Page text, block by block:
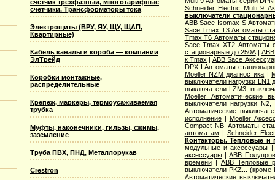
счетчик трехфазный, многотарифные
счетчики. Трансформаторы тока
Электрощиты (ВРУ, ЯУ, ЩУ, ЩАП,
Квартирные)
Кабель каналы и короба — компании
ЭлТрейд
Коробки монтажные,
распределительные
Крепеж, маркеры, термоусаживаемая
трубка
Муфты, наконечники, гильзы, сжимы,
заземление
Труба ПВХ, ПНД, Металлорукав
Crestron
Schneider Electric Multi 9
выключатели
ABB Sace Isomax S
Sace Tmax T3 Автоматы
Tmax T6 Автоматы
Sace Tmax XT2 Автоматы
стационарные до 250А|
к Tmax | ABB Sace
DPX-I Автоматы
Moeller NZM диагностика |
выключатели нагрузки LN1
выключатели LZM3,
Moeller Автоматические
выключатели нагрузки
Автоматические
исполнение| Moeller
Compact NB Автоматы
автоматам | Schneider
Контакторы. Тепловые и
модульные и аксессуары
аксессуары|ABB
времени| ABB Тепловые
выключатели PKZ... (кроме
Автоматические